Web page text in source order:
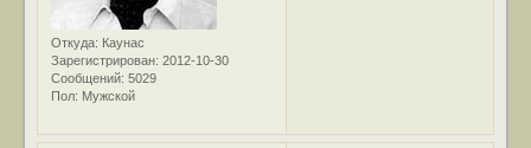
Откуда: Каунас
Зарегистрирован: 2012-10-30
Сообщений: 5029
Пол: Мужской